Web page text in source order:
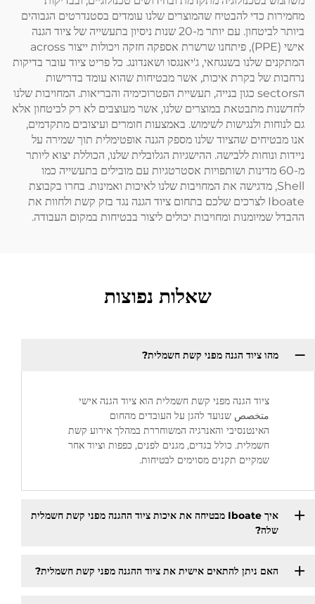
מחמירות כדי להבטיח שהמוצרים שלנו עומדים בסטנדרטים הגבוהים
ביותר לביטחון. עם יותר מ-20 שנות ניסיון בתעשייה של ציוד הגנה
אישי (PPE), פיתחנו שרשרת אספקה חזקה ויכולות ייצור across
המתקנים שלנו בשנגחאי, ג'יאנגסו ושאנדונג. כל פריט ציוד עובר בדיקות
נרחבות של בקרת איכות, אשר מבטיחות שהוא עומד בדרישות
הsectors כגון בנייה, תעשיית הפטרוכימיה והבריאות. המחויבות שלנו
לחדשנות מתבטאת במוצרים שלנו, אשר מעוצבים לא רק לביטחון אלא
גם לנוחות ולנגישות לשימוש. באמצעות חומרים ועיצובים מתקדמים,
אנו מבטיחים שהציוד שלנו מספק הגנה אופטימלית תוך שמירה על
ניידות ונוחות ללבישה. ההישגיות הגלובלית שלנו, הכוללת יצוא ליותר
מ-60 מדינות ושותפויות אסטרטגיות עם מובילים בתעשייה כמו
Shell, מדגישה את המחויבות שלנו לאיכות ואמינות. בחרו בקבוצת
Iboate לצרכים שלכם בתחום ציוד הגנה נגד בזק קשת ולחוות את
ההבדל שמיומנות ומחויבות יכולים ליצור בבטיחות במקום העבודה.
שאלות נפוצות
מהו ציוד הגנה מפני קשת חשמלית?
ציוד הגנה מפני קשת חשמלית הוא ציוד הגנה אישי
متخصص שנועד להגן על העובדים מהחום
האינטנסיבי והאנרגיה המשוחררת במהלך אירוע קשת
חשמלית. כולל בגדים, מגנים לפנים, כפפות וציוד אחר
שמקיים תקנים מסוימים לבטיחות.
איך Iboate מבטיחה את איכות ציוד ההגנה מפני קשת חשמלית
שלה?
האם ניתן להתאים אישית את ציוד ההגנה מפני קשת חשמלית?